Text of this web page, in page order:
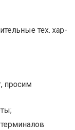
тех. хар-
просим